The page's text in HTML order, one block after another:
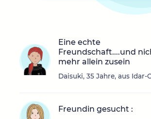
Eine echte
Freundschaft....und
mehr allein zusein
Daisuki, 35 Jahre, aus Idar-
Freundin gesucht :